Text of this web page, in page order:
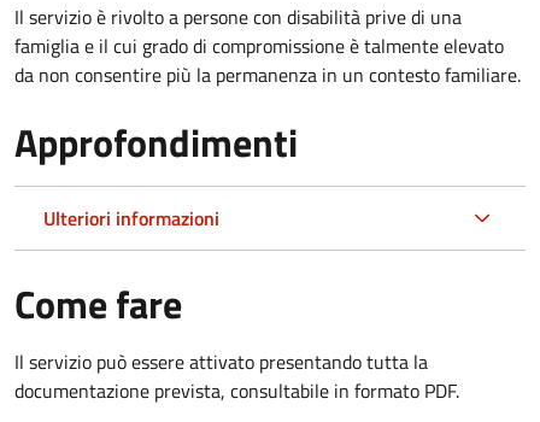
Il servizio è rivolto a persone con disabilità prive di una
famiglia e il cui grado di compromissione è talmente elevato
da non consentire più la permanenza in un contesto familiare.
Approfondimenti
Ulteriori informazioni
Come fare
Il servizio può essere attivato presentando tutta la
documentazione prevista, consultabile in formato PDF.